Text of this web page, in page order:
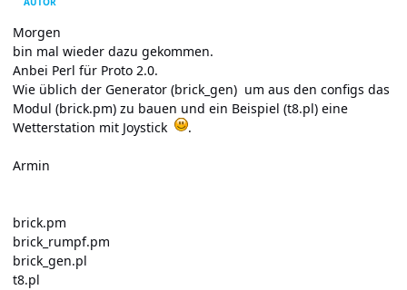
Morgen
bin mal wieder dazu gekommen.
Anbei Perl für Proto 2.0.
Wie üblich der Generator (brick_gen) um aus den configs das
Modul (brick.pm) zu bauen und ein Beispiel (t8.pl) eine
Wetterstation mit Joystick
.
Armin
brick.pm
brick_rumpf.pm
brick_gen.pl
t8.pl